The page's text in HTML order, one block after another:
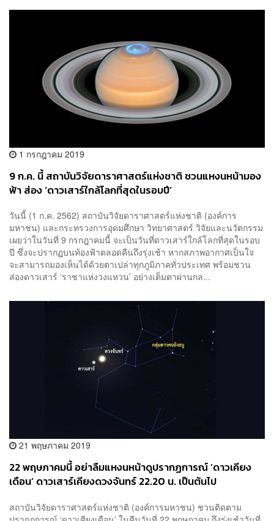
1 กรกฎาคม 2019
9 ก.ค. นี้ สถาบันวิจัยดาราศาสตร์แห่งชาติ ชวนแหงนหน้ามอง
ฟ้า ส่อง ‘ดาวเสาร์ใกล้โลกที่สุดในรอบปี’
วันนี้ (1 ก.ค. 2562) สถาบันวิจัยดาราศาสตร์แห่งชาติ (องค์การ
มหาชน) และกระทรวงการอุดมศึกษา วิทยาศาสตร์ วิจัยและนวัตกรรม
เผยว่าในวันที่ 9 กรกฎาคมนี้ จะเป็นวันที่ดาวเสาร์ใกล้โลกที่สุดในรอบ
ปี ซึ่งจะปรากฏบนท้องฟ้าตลอดคืนถึงรุ่งเช้า หากสภาพอากาศเป็นใจ
จะสามารถมองเห็นได้ด้วยตาเปล่าทุกภูมิภาคทั่วประเทศ พร้อมชวน
ส่องดาวเสาร์ ‘ราชาแห่งวงแหวน’ อย่างเต็มตาผ่านกล...
21 พฤษภาคม 2019
22 พฤษภาคมนี้ อย่าลืมแหงนหน้าดูปรากฏการณ์ ‘ดาวเคียง
เดือน’ ดาวเสาร์เคียงดวงจันทร์ 22.20 น. เป็นต้นไป
สถาบันวิจัยดาราศาสตร์แห่งชาติ (องค์การมหาชน) ชวนติดตาม